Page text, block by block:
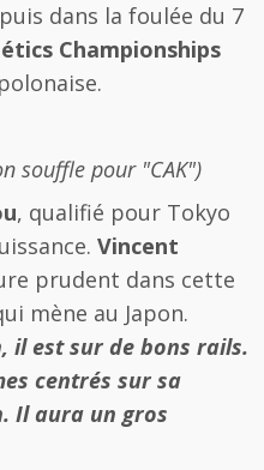
puis dans la foulée du 7
Championships
souffle pour "CAK")
, qualifié pour Tokyo
Vincent
prudent dans cette
mène au Japon.
il est sur de bons rails.
centrés sur sa
Il aura un gros